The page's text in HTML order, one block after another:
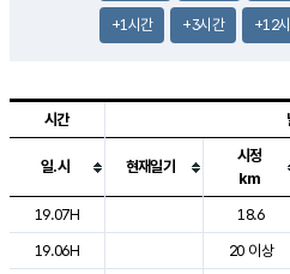
+1시간 +3시간 +12
도시별 기상실황표로 지점, 날씨, 기
시간
일.시 현재일기
시정
km
19.07H
18.6
19.06H
20 이상